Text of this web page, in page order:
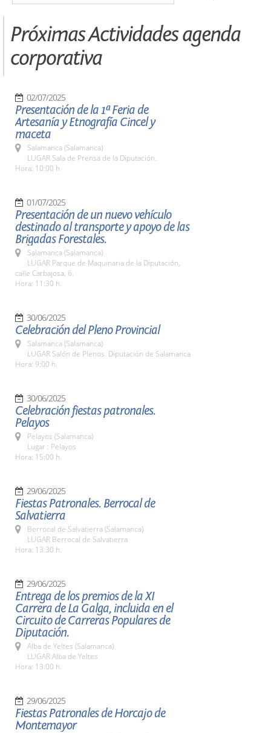
Próximas Actividades agenda
corporativa
02/07/2025
Presentación de la 1ª Feria de
Artesanía y Etnografía Cincel y
maceta
Salamanca (Salamanca)
LUGAR Sala de Prensa de la Diputación.
Hora: 10:00 h
01/07/2025
Presentación de un nuevo vehículo
destinado al transporte y apoyo de las
Brigadas Forestales.
Salamanca (Salamanca)
LUGAR Parque de Maquinaria de la Diputación,
calle Carbajosa, 6.
Hora: 11:30 h.
30/06/2025
Celebración del Pleno Provincial
Salamanca (Salamanca)
LUGAR Salón de Plenos. Diputación de Salamanca
Hora: 9:00 h.
30/06/2025
Celebración fiestas patronales.
Pelayos
Pelayos (Salamanca)
Lugar : Pelayos
Hora: 15:00 h.
29/06/2025
Fiestas Patronales. Berrocal de
Salvatierra
Berrocal de Salvatierra (Salamanca)
LUGAR Berrocal de Salvatierra
Hora: 13:30 h.
29/06/2025
Entrega de los premios de la XI
Carrera de La Galga, incluida en el
Circuito de Carreras Populares de
Diputación.
Alba de Yeltes (Salamanca)
LUGAR Alba de Yeltes
Hora: 13:00 h.
29/06/2025
Fiestas Patronales de Horcajo de
Montemayor